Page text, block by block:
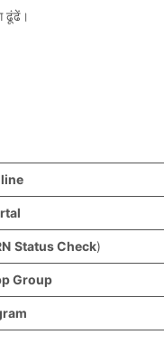
ढूंढें।
Status Check)
Group